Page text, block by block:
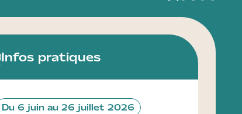
Infos pratiques
Du 6 juin au 26 juillet 2026